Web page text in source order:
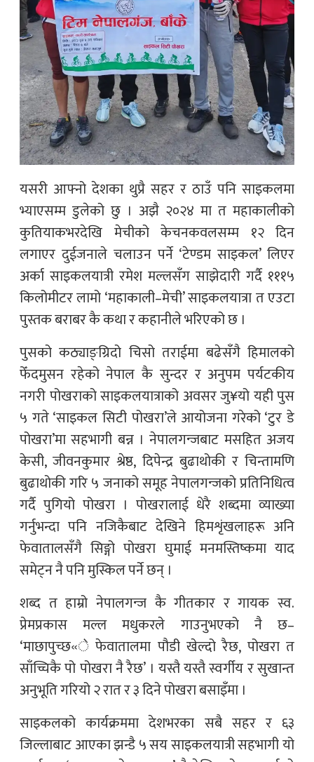
यसरी आफ्नो देशका थुप्रै सहर र ठाउँ पनि साइकलमा
भ्याएसम्म डुलेको छु । अझै २०२४ मा त महाकालीको
कुतियाकभरदेखि मेचीको केचनकवलसम्म १२ दिन
लगाएर दुईजनाले चलाउन पर्ने ‘टेण्डम साइकल’ लिएर
अर्का साइकलयात्री रमेश मल्लसँग साझेदारी गर्दै १११५
किलोमीटर लामो ‘महाकाली–मेची’ साइकलयात्रा त एउटा
पुस्तक बराबर कै कथा र कहानीले भरिएको छ ।
पुसको कठ्याङ्ग्रिदो चिसो तराईमा बढेसँगै हिमालको
फेँदमुसन रहेको नेपाल कै सुन्दर र अनुपम पर्यटकीय
नगरी पोखराको साइकलयात्राको अवसर जु¥यो यही पुस
५ गते ‘साइकल सिटी पोखरा’ले आयोजना गरेको ‘टुर डे
पोखरा’मा सहभागी बन्न । नेपालगन्जबाट मसहित अजय
केसी, जीवनकुमार श्रेष्ठ, दिपेन्द्र बुढाथोकी र चिन्तामणि
बुढाथोकी गरि ५ जनाको समूह नेपालगन्जको प्रतिनिधित्व
गर्दै पुगियो पोखरा । पोखरालाई धेरै शब्दमा व्याख्या
गर्नुभन्दा पनि नजिकैबाट देखिने हिमशृंखलाहरू अनि
फेवातालसँगै सिङ्गो पोखरा घुमाई मनमस्तिष्कमा याद
समेट्न नै पनि मुस्किल पर्ने छन् ।
शब्द त हाम्रो नेपालगन्ज कै गीतकार र गायक स्व.
प्रेमप्रकास मल्ल मधुकरले गाउनुभएको नै छ–
‘माछापुच्छ«े फेवातालमा पौडी खेल्दो रैछ, पोखरा त
साँच्चिकै पो पोखरा नै रैछ’ । यस्तै यस्तै स्वर्गीय र सुखान्त
अनुभूति गरियो २ रात र ३ दिने पोखरा बसाइँमा ।
साइकलको कार्यक्रममा देशभरका सबै सहर र ६३
जिल्लाबाट आएका झन्डै ५ सय साइकलयात्री सहभागी यो